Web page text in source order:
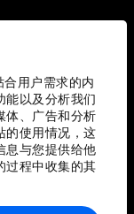
用户需求的内
能以及分析我们
体、广告和分析
的使用情况，这
息与您提供给他
过程中收集的其